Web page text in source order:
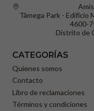
Tâmega Park - Edifício
4600-
Distrito de
CATEGORÍAS
Quienes somos
Contacto
Libro de reclamaciones
Términos y condiciones